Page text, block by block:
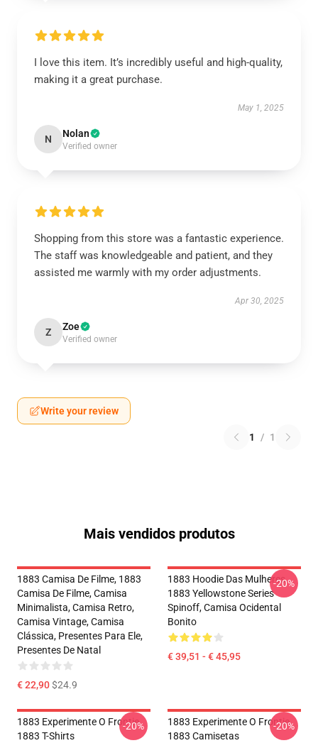
I love this item. It’s incredibly useful and high-quality,
making it a great purchase.
May 1, 2025
N Nolan
Verified owner
Shopping from this store was a fantastic experience.
The staff was knowledgeable and patient, and they
assisted me warmly with my order adjustments.
Apr 30, 2025
Z Zoe
Verified owner
Write your review
1 / 1
Mais vendidos produtos
1883 Camisa De Filme, 1883
Camisa De Filme, Camisa
Minimalista, Camisa Retro,
Camisa Vintage, Camisa
Clássica, Presentes Para Ele,
Presentes De Natal
€ 22,90$24.9
1883 Hoodie Das Mulheres,
1883 Yellowstone Series
Spinoff, Camisa Ocidental
Bonito
€ 39,51 - € 45,95
-20%
1883 Experimente O Frontie
1883 T-Shirts
-20%
1883 Experimente O Frontie
1883 Camisetas
-20%